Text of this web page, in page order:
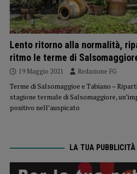
Lento ritorno alla normalità,
ritmo le terme di
19 Maggio 2021 Redazione FG
Terme di Salsomaggioe e Tabiano –
stagione termale di Salsomaggiore,
positivo nell’auspicato
LA TUA PUBBLICITÀ